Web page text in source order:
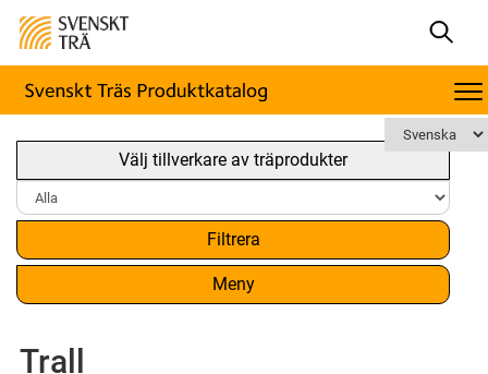
Välj tillverkare av träprodukter
Filtrera
Meny
Trall